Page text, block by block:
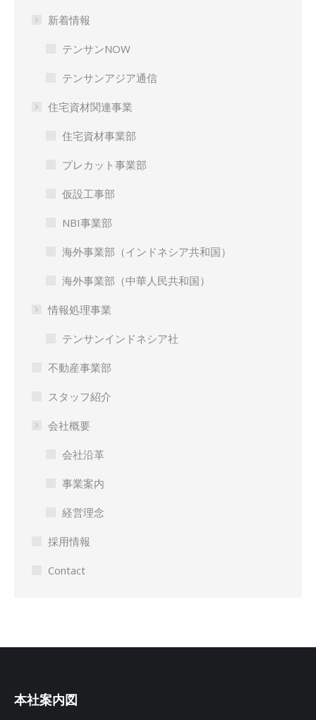
新着情報
テンサンNOW
テンサンアジア通信
住宅資材関連事業
住宅資材事業部
プレカット事業部
仮設工事部
NBI事業部
海外事業部（インドネシア共和国）
海外事業部（中華人民共和国）
情報処理事業
テンサンインドネシア社
不動産事業部
スタッフ紹介
会社概要
会社沿革
事業案内
経営理念
採用情報
Contact
本社案内図